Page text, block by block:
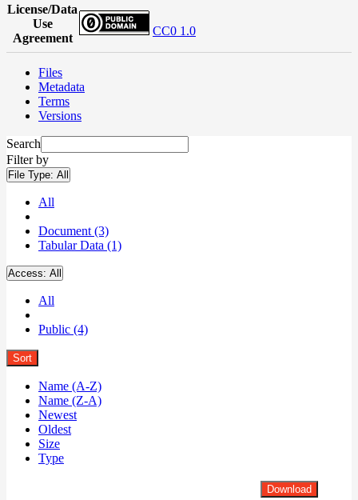
License/Data
Use
Agreement
CC0 1.0
Files
Metadata
Terms
Versions
Search
Filter by
File Type: All
All
Document (3)
Tabular Data (1)
Access: All
All
Public (4)
Sort
Name (A-Z)
Name (Z-A)
Newest
Oldest
Size
Type
Download